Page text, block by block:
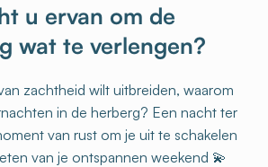
u ervan om de
wat te verlengen?
zachtheid wilt uitbreiden, waarom
in de herberg? Een nacht ter
van rust om je uit te schakelen
van je ontspannen weekend 💫